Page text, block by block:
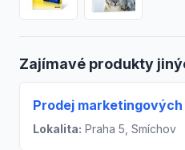
Zajímavé produkty
Prodej
Lokalita: Praha 5, Smíchov